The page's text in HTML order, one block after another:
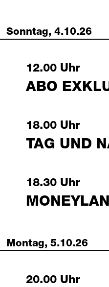
Sonntag, 4.10.26
Sunday, 4
12.00 Uhr
ABO
Sunday, 4
18.00 Uhr
TAG UND
Sunday, 4
18.30 Uhr
Montag, 5.10.26
Monday, 5
20.00 Uhr